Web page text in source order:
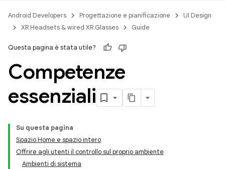
Android Developers Progettazione e pianificazione
UI Design
XR Headsets & wired XR Glasses
Guide
Questa pagina è stata utile?
Competenze
essenziali
Su questa pagina
Spazio Home e spazio intero
Offrire agli utenti il controllo sul proprio ambiente
Ambienti di sistema